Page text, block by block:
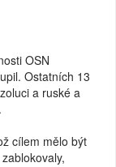
OSN
Ostatních 13
a ruské a
cílem mělo být